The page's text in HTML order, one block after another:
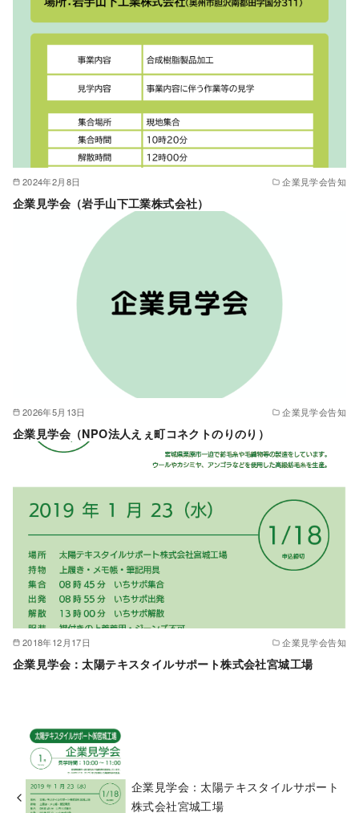
2024年2月8日 企業見学会告知
企業見学会（岩手山下工業株式会社）
2026年5月13日 企業見学会告知
企業見学会（NPO法人えぇ町コネクトのりのり）
2018年12月17日 企業見学会告知
企業見学会：太陽テキスタイルサポート株式会社宮城工場
企業見学会：太陽テキスタイルサポート
株式会社宮城工場